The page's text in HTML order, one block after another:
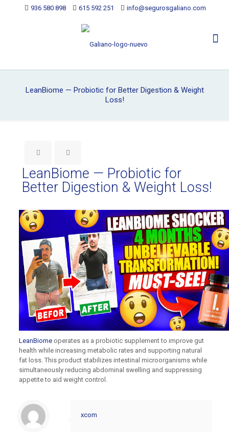
936 580 898 615 592 251 info@segurosgaliano.com
LeanBiome — Probiotic for Better Digestion & Weight
Loss!
LeanBiome — Probiotic for
Better Digestion & Weight Loss!
LeanBiomeoperates as a probiotic supplement to improve gut
health while increasing metabolic rates and supporting natural
fat loss. This product stabilizes intestinal microorganisms while
simultaneously reducing abdominal swelling and suppressing
appetite to aid weight control.
xcom